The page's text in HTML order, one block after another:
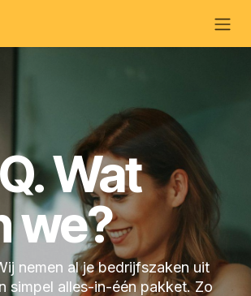
Wat
we?
nemen al je bedrijfszaken uit
simpel alles-in-één pakket. Zo